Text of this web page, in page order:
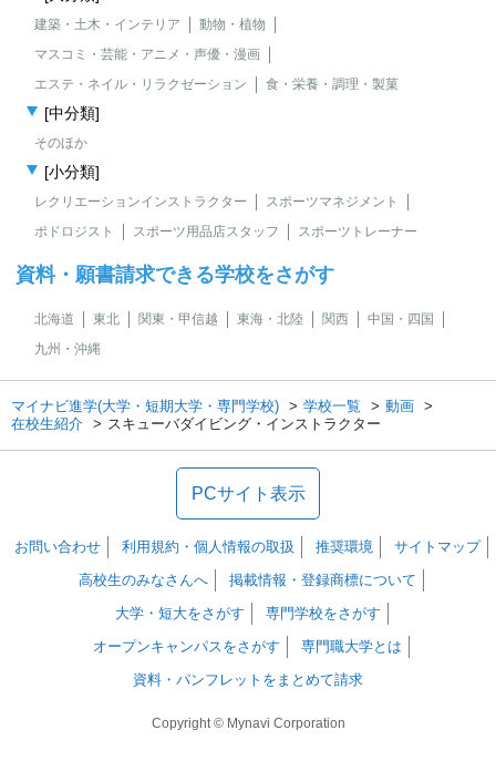
建築・土木・インテリア
動物・植物
マスコミ・芸能・アニメ・声優・漫画
エステ・ネイル・リラクゼーション
食・栄養・調理・製菓
[中分類]
そのほか
[小分類]
レクリエーションインストラクター
スポーツマネジメント
ポドロジスト
スポーツ用品店スタッフ スポーツトレーナー
資料・願書請求できる学校をさがす
北海道 東北 関東・甲信越 東海・北陸 関西
中国・四国
九州・沖縄
マイナビ進学(大学・短期大学・専門学校) 学校一覧
動画
在校生紹介
スキューバダイビング・インストラクター
PCサイト表示
お問い合わせ 利用規約・個人情報の取扱 推奨環境
サイトマップ
高校生のみなさんへ
掲載情報・登録商標について
大学・短大をさがす
専門学校をさがす
オープンキャンパスをさがす
専門職大学とは
資料・パンフレットをまとめて請求
Copyright © Mynavi Corporation